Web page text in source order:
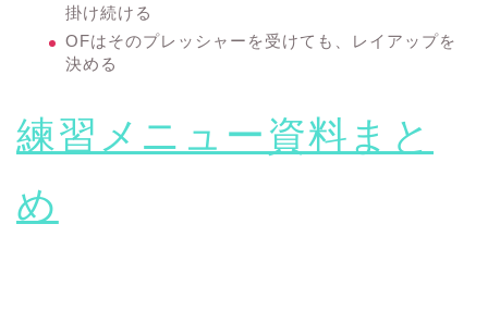
掛け続ける
OFはそのプレッシャーを受けても、レイアップを
決める
練習メニュー資料まと
め